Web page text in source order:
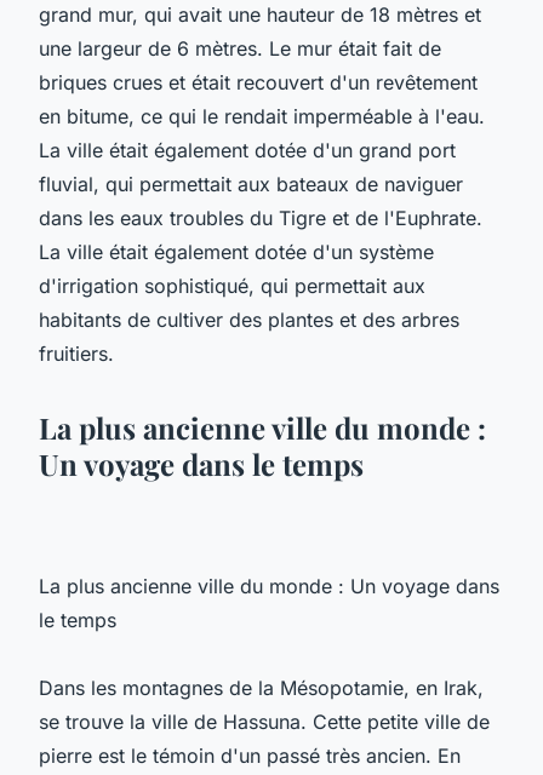
grand mur, qui avait une hauteur de 18 mètres et
une largeur de 6 mètres. Le mur était fait de
briques crues et était recouvert d'un revêtement
en bitume, ce qui le rendait imperméable à l'eau.
La ville était également dotée d'un grand port
fluvial, qui permettait aux bateaux de naviguer
dans les eaux troubles du Tigre et de l'Euphrate.
La ville était également dotée d'un système
d'irrigation sophistiqué, qui permettait aux
habitants de cultiver des plantes et des arbres
fruitiers.
La plus ancienne ville du monde :
Un voyage dans le temps
La plus ancienne ville du monde : Un voyage dans
le temps
Dans les montagnes de la Mésopotamie, en Irak,
se trouve la ville de Hassuna. Cette petite ville de
pierre est le témoin d'un passé très ancien. En